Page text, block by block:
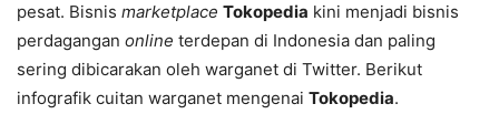
pesat. Bisnis marketplace Tokopedia kini menjadi bisnis
perdagangan online terdepan di Indonesia dan paling
sering dibicarakan oleh warganet di Twitter. Berikut
infografik cuitan warganet mengenai Tokopedia.